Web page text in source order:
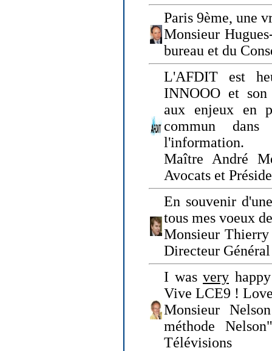
Paris 9ème, une
Monsieur
bureau et du
L'AFDIT est
INNOOO et
aux enjeux en
commun
l'information.
Maître André
Avocats et
En souvenir
tous mes voeux
Monsieur
Directeur
I was very
Vive LCE9 !
Monsieur
méthode
Télévisions